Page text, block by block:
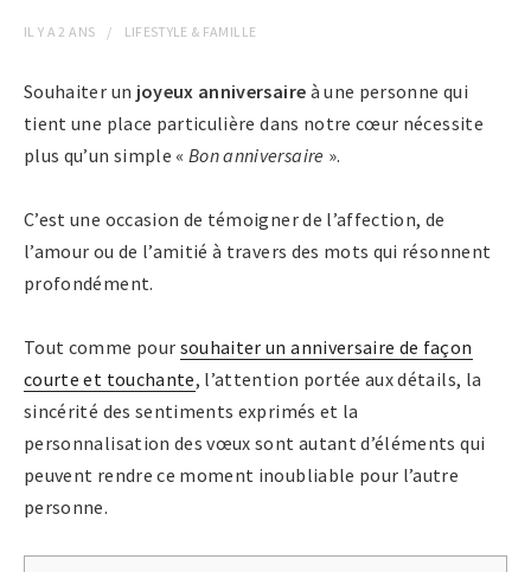
IL Y A2 ANS LIFESTYLE & FAMILLE
Souhaiter un joyeux anniversaire à une personne qui
tient une place particulière dans notre cœur nécessite
plus qu’un simple « Bon anniversaire ».
C’est une occasion de témoigner de l’affection, de
l’amour ou de l’amitié à travers des mots qui résonnent
profondément.
Tout comme pour souhaiter un anniversaire de façon
courte et touchante, l’attention portée aux détails, la
sincérité des sentiments exprimés et la
personnalisation des vœux sont autant d’éléments qui
peuvent rendre ce moment inoubliable pour l’autre
personne.